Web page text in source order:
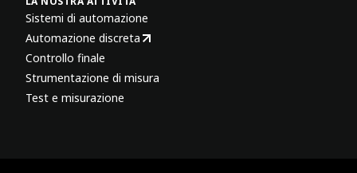
Sistemi di automazione
Automazione discreta
Controllo finale
Strumentazione di misura
Test e misurazione